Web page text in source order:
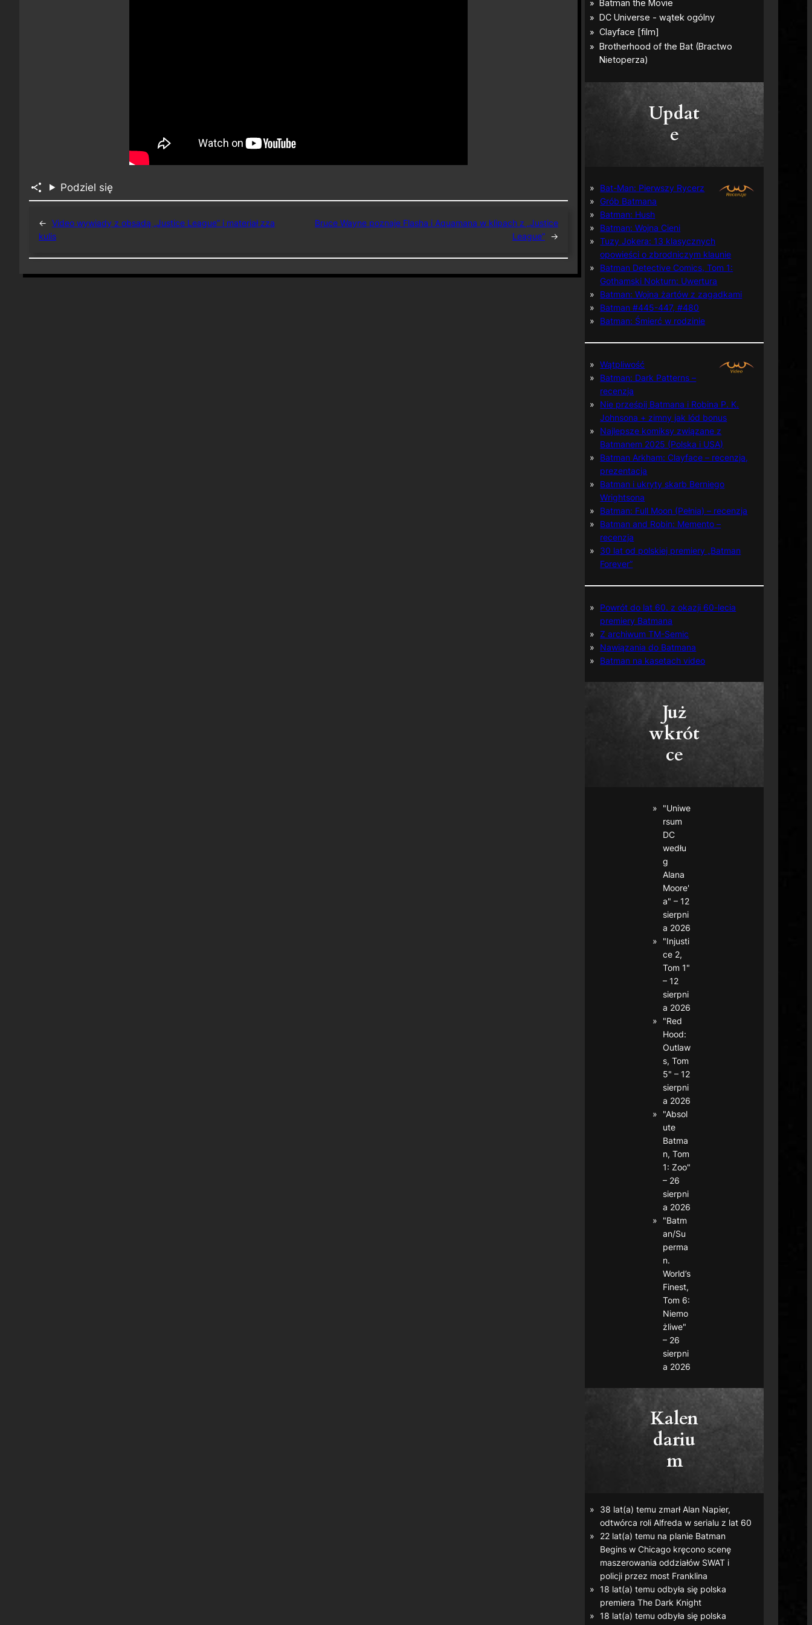
Podziel się
← Video wywiady z obsadą „Justice League” i materiał zza
kulis
Bruce Wayne poznaje Flasha i Aquamana w klipach z „Justice
League” →
Updat
e
Bat-Man: Pierwszy Rycerz
Grób Batmana
Batman: Hush
Batman: Wojna Cieni
Tuzy Jokera: 13 klasycznych
opowieści o zbrodniczym klaunie
Batman Detective Comics, Tom 1:
Gothamski Nokturn: Uwertura
Batman: Wojna żartów z zagadkami
Batman #445-447, #480
Batman: Śmierć w rodzinie
Wątpliwość
Batman: Dark Patterns –
recenzja
Nie prześpij Batmana i Robina P. K.
Johnsona + zimny jak lód bonus
Najlepsze komiksy związane z
Batmanem 2025 (Polska i USA)
Batman Arkham: Clayface – recenzja,
prezentacja
Batman i ukryty skarb Berniego
Wrightsona
Batman: Full Moon (Pełnia) – recenzja
Batman and Robin: Memento –
recenzja
30 lat od polskiej premiery „Batman
Forever”
Powrót do lat 60. z okazji 60-lecia
premiery Batmana
Z archiwum TM-Semic
Nawiązania do Batmana
Batman na kasetach video
Już
wkrót
ce
"Uniwe
rsum
DC
wedłu
g
Alana
Moore'
a" – 12
sierpni
a 2026
"Injusti
ce 2,
Tom 1"
– 12
sierpni
a 2026
"Red
Hood:
Outlaw
s, Tom
5" – 12
sierpni
a 2026
"Absol
ute
Batma
n, Tom
1: Zoo"
– 26
sierpni
a 2026
"Batm
an/Su
perma
n.
World’s
Finest,
Tom 6:
Niemo
żliwe"
– 26
sierpni
a 2026
Kalen
dariu
m
38 lat(a) temu zmarł Alan Napier,
odtwórca roli Alfreda w serialu z lat 60
22 lat(a) temu na planie Batman
Begins w Chicago kręcono scenę
maszerowania oddziałów SWAT i
policji przez most Franklina
18 lat(a) temu odbyła się polska
premieraThe Dark Knight
18 lat(a) temu odbyła się polska